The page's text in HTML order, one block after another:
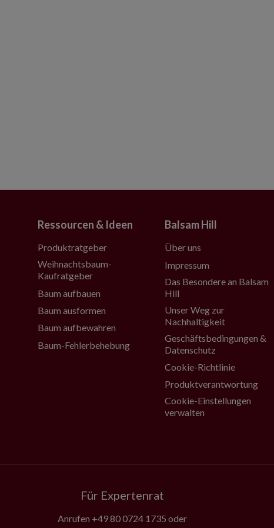
Ressourcen & Ideen
Produktratgeber
Weihnachtsbaum-
Kaufratgeber
Baum aufbauen
Baum ausformen
Baum aufbewahren
Baum-Fehlerbehebung
Balsam Hill
Über uns
Impressum
Das Besondere an Balsam
Hill
Unser Weg zur
Nachhaltigkeit
Geschäftsbedingungen &
Datenschutz
Cookie-Richtlinie
Produktverantwortung
Cookie-Einstellungen
verwalten
Für Expertenrat
Anrufen +49 80 0724 1735 oder